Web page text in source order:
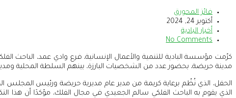
فائز المحورق
أكتوبر 24, 2024
أخبار البادية
No Comments
مدينة حريضة، بحضور عدد من الشخصيات البارزة، بينهم السلطة المحلية
الحفل، الذي نُظّم برعاية كريمة من مدير عام مديرية حريضة ورئيس المجلس
الذي يقوم به الباحث الفلكي سالم الجعيدي في مجال الفلك، مؤكدًا أن هذا